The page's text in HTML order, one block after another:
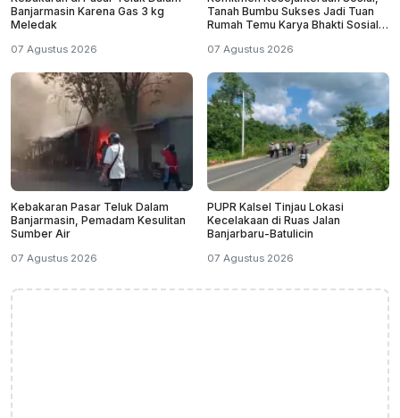
Banjarmasin Karena Gas 3 kg
Meledak
07 Agustus 2026
Tanah Bumbu Sukses Jadi Tuan
Rumah Temu Karya Bhakti Sosial
07 Agustus 2026
Kebakaran Pasar Teluk Dalam
Banjarmasin, Pemadam Kesulitan
Sumber Air
07 Agustus 2026
PUPR Kalsel Tinjau Lokasi
Kecelakaan di Ruas Jalan
Banjarbaru-Batulicin
07 Agustus 2026